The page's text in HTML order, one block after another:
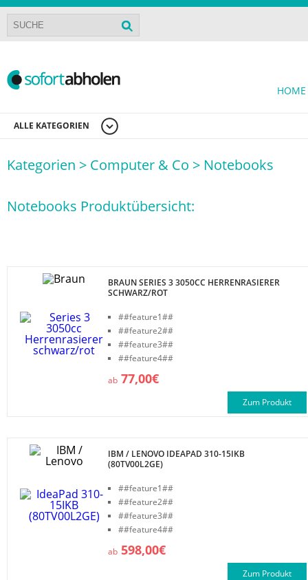
HOME
ALLE KATEGORIEN
Kategorien > Computer & Co > Notebooks
Notebooks Produktübersicht:
BRAUN SERIES 3 3050CC HERRENRASIERER
SCHWARZ/ROT
##feature1##
##feature2##
##feature3##
##feature4##
ab 77,00€
Zum Produkt
IBM / LENOVO IDEAPAD 310-15IKB
(80TV00L2GE)
##feature1##
##feature2##
##feature3##
##feature4##
ab 598,00€
Zum Produkt